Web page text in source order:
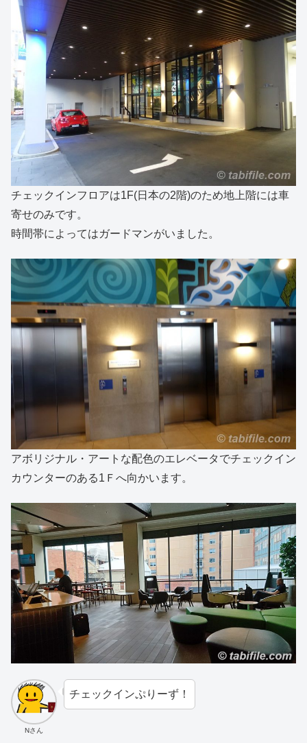
チェックインフロアは1F(日本の2階)のため地上階には車
寄せのみです。
時間帯によってはガードマンがいました。
アボリジナル・アートな配色のエレベータでチェックイン
カウンターのある1Ｆへ向かいます。
Nさん
チェックインぷりーず！